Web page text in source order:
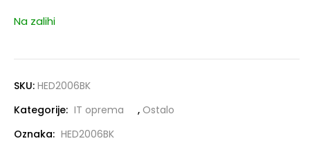
Na zalihi
SKU: HED2006BK
Kategorije: IT oprema , Ostalo
Oznaka: HED2006BK